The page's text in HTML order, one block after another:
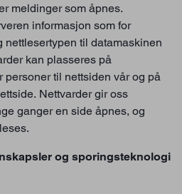
meldinger som åpnes.
informasjon som for
nettlesertypen til datamaskinen
kan plasseres på
personer til nettsiden vår og på
Nettvarder gir oss
ganger en side åpnes, og
og sporingsteknologi